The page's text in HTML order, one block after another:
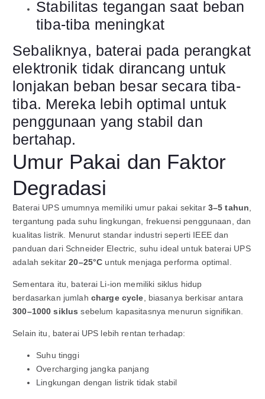
Stabilitas tegangan saat beban
tiba-tiba meningkat
Sebaliknya, baterai pada perangkat
elektronik tidak dirancang untuk
lonjakan beban besar secara tiba-
tiba. Mereka lebih optimal untuk
penggunaan yang stabil dan
bertahap.
Umur Pakai dan Faktor
Degradasi
Baterai UPS umumnya memiliki umur pakai sekitar 3–5 tahun
tergantung pada suhu lingkungan, frekuensi penggunaan, dan
kualitas listrik. Menurut standar industri seperti IEEE dan
panduan dari Schneider Electric, suhu ideal untuk baterai UPS
adalah sekitar20–25°C untuk menjaga performa optimal.
Sementara itu, baterai Li-ion memiliki siklus hidup
berdasarkan jumlah charge cycle , biasanya berkisar antara
300–1000 siklus sebelum kapasitasnya menurun signifikan.
Selain itu, baterai UPS lebih rentan terhadap:
Suhu tinggi
Overcharging jangka panjang
Lingkungan dengan listrik tidak stabil